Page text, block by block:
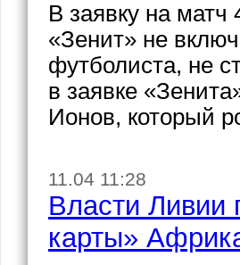
В заявку на матч
«Зенит» не
футболиста, не
в заявке
Ионов, который
11.04 11:28
Власти Ливии
карты»